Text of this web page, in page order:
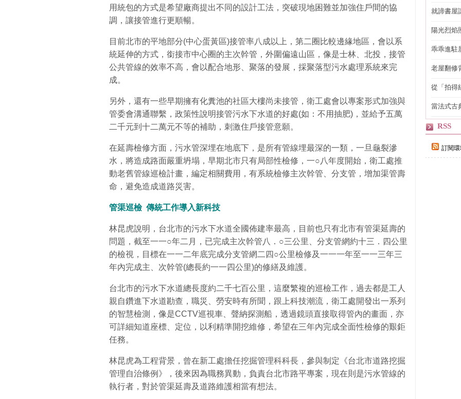
用統包的方式是希望廠商提出不同的設計工法，突破現地困難並加強住戶間的協
調，讓接管進行更順暢。
目前北市的平地部分(中心蛋黃區)接管率八成以上，第二圈比較邊緣地區，會以系
統延伸的方式，銜接市中心圈的主次幹管，外圍偏遠山區，像是士林、北投，接管
公共管線的效率不高，會以配合地形、聚落的發展，採聚落型污水處理系統來完
成。
另外，還有一些早期擁有化糞池的社區大樓尚未接管，衛工處會以專案形式加強與
管委會溝通聯繫，政策性說明接管污水下水道的好處(如：不用抽肥)，並給予五萬
二千元到十二萬元不等的補助，刺激住戶接管意願。
在延壽檢修方面，污水管深埋在地底下，是所有管線埋最深的一類，一旦龜裂滲
水，將造成路面嚴重坍塌，早期北市只有局部性檢修，一○八年度開始，衛工處推
動老舊管線巡檢計畫，編定相關費用，有系統檢修主次幹管、分支管，增加渠管壽
命，避免造成道路災害。
管渠巡檢 傳統工作導入新科技
林昆虎說明，台北市的污水下水道全國佈建率最高，目前也只有北市有管渠延壽的
問題，截至一一○年二月，已完成主次幹管八．○三公里、分支管網約十三．四公里
的檢視，目標在一一二年底完成分支管網二四○公里檢修及一一一年至一一三年三
年內完成主、次幹管(總長約一一四公里)的修繕及維護。
台北市的污水下水道總長度約二千七百公里，這麼繁複的巡檢工作，過去都是工人
親自鑽進下水道勘查，職災、勞安時有所聞，跟上科技潮流，衛工處開發出一系列
的智慧檢測，像是CCTV巡視車、聲納探測船，透過鏡頭直接取得管內的畫面，亦
可詳細知道座標、定位，以利精準開挖維修，希望在三年內完成全面性檢修的艱鉅
任務。
林昆虎為工程背景，曾在新工處擔任挖掘管理科科長，參與制定《台北市道路挖掘
管理自治條例》，後來因為職務異動，負責台北市路平專案，現在則是污水管線的
執行者，對於管渠延壽及道路維護相當有想法。
就諦書屋
陽光烈焰
乖乖進駐
老屋翻修
從「拍得
當法式古
RSS
訂閱